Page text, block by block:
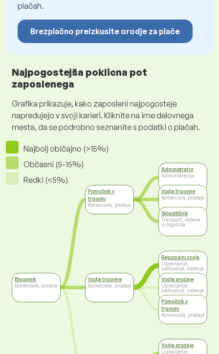
plačah.
Brezplačno preizkusite orodje za plače
Najpogostejša poklicna pot
zaposlenega
Grafika prikazuje, kako zaposleni najpogosteje
napredujejo v svoji karieri. Kliknite na ime delovnega
mesta, da se podrobno seznanite s podatki o plačah.
Najbolj običajno (>15%)
Občasni (5-15%)
Redki (<5%)
Blagajnik
Komerciala, prodaja
Pomočnik v
trgovini
Komerciala, prodaja
Vodja trgovine
Komerciala, prodaja
Administrator
Administracija
Vodja trgovine
Komerciala, prodaja
Skladiščnik
Transport, nabava
in logistika
Regionalni vodja
Upravljanje,
svetovanje, vodenje
Vodja prodaje
Upravljanje,
svetovanje, vodenje
Pomočnik v
trgovini
Komerciala, prodaja
Vodja prodaje
Upravljanje,